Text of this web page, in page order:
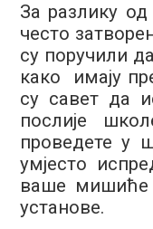
За разлику
често
су поручили
како имају
су савет да
послије
проведете у
умјесто
ваше мишиће
установе.